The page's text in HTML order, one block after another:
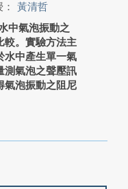
黃清哲
中氣泡振動之
較。實驗方法主
水中產生單一氣
測氣泡之聲壓訊
氣泡振動之阻尼